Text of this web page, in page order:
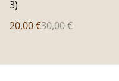
3)
20,00 €30,00 €